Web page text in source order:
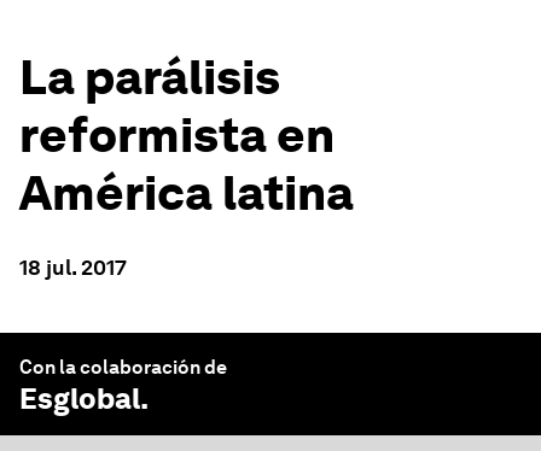
La parálisis
reformista en
América latina
18 jul. 2017
Con la colaboración de
Esglobal.